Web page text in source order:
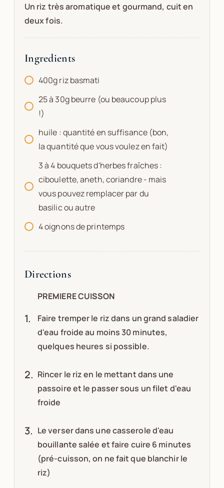
Un riz très aromatique et gourmand, cuit en
deux fois.
Ingredients
400g riz basmati
25 à 30g beurre (ou beaucoup plus
!)
huile : quantité en suffisance (bon,
la quantité que vous voulez en fait)
3 à 4 bouquets d'herbes fraîches :
ciboulette, aneth, coriandre - mais
vous pouvez remplacer par du
basilic ou autre
4 oignons de printemps
Directions
PREMIERE CUISSON
Faire tremper le riz dans un grand saladier
d'eau froide au moins 30 minutes,
quelques heures si possible.
Rincer le riz en le mettant dans une
passoire et le passer sous un filet d'eau
froide
Le verser dans une casserole d'eau
bouillante salée et faire cuire 6 minutes
(pré-cuisson, on ne fait que blanchir le
riz)